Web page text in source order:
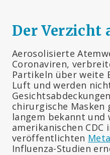
Der Verzicht
Aerosolisierte
Coronaviren,
Partikeln über weite
Luft und werden
chirurgische
langem bekannt und
amerikanischen CDC
veröffentlichten
Influenza-Studien